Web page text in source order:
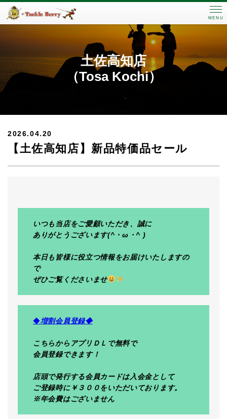
MENU
土佐高知店
（Tosa Kochi）
2026.04.20
【土佐高知店】新品特価品セール
いつも当店をご愛顧いただき、誠に
ありがとうございます(^・ω・^ )
本日も皆様に役立つ情報をお届けいたしますの
で
ぜひご覧くださいませ
◆増割会員登録◆
こちらからアプリＤＬで無料で
会員登録できます！
店頭で発行する会員カードは入会金として
ご登録時に￥３００をいただいております。
※年会費はございません